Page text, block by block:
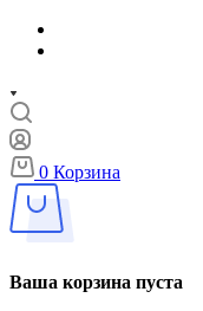
0 Корзина
Ваша корзина пуста